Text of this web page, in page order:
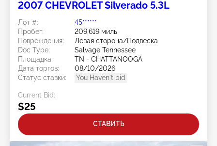
2007 CHEVROLET Silverado 5.3L
Лот #:
45******
Пробег:
209,619 миль
Повреждения:
Левая сторона/Подвеска
Doc Type:
Salvage Tennessee
Площадка:
TN - CHATTANOOGA
Дата торгов:
08/10/2026
Статус ставки:
You Haven't bid
Current Bid:
$25
СТАВИТЬ